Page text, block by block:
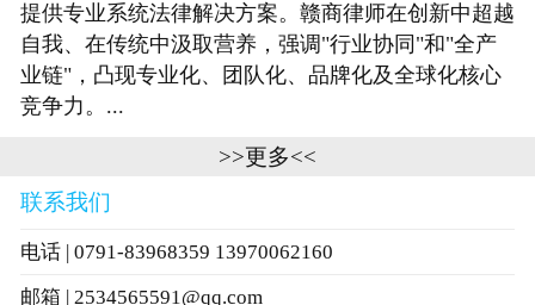
提供专业系统法律解决方案。赣商律师在创新中超越
自我、在传统中汲取营养，强调"行业协同"和"全产
业链"，凸现专业化、团队化、品牌化及全球化核心
竞争力。...
>>更多<<
联系我们
电话 | 0791-83968359 13970062160
邮箱 | 2534565591@qq.com